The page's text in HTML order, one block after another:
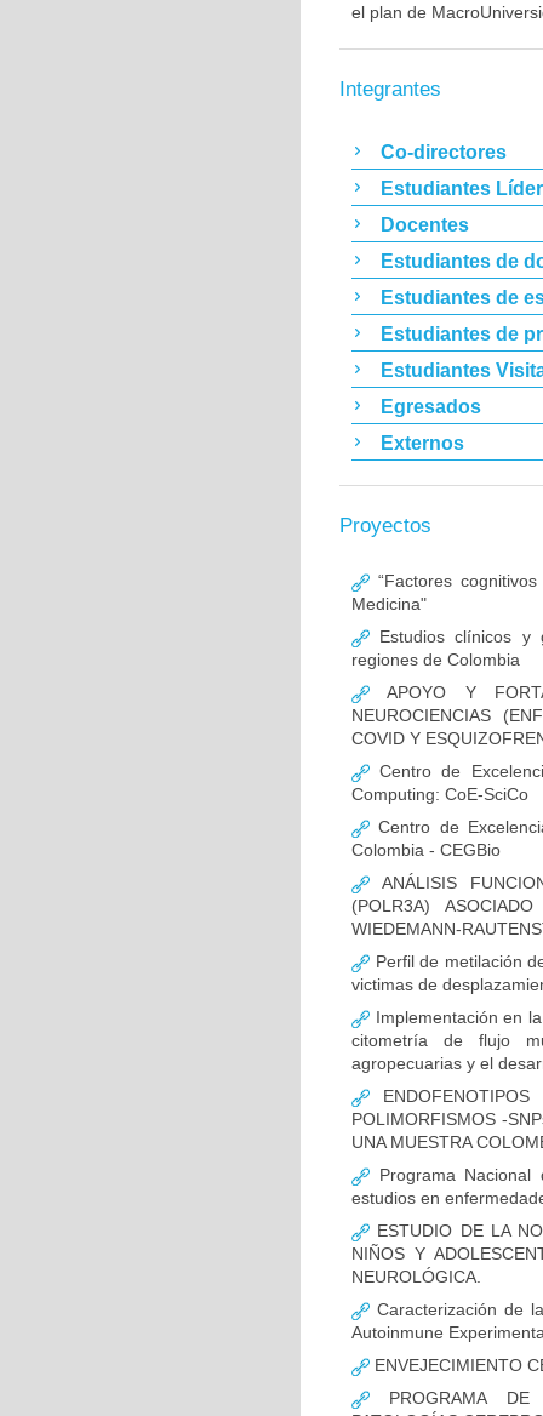
el plan de
Integrantes
Co-directores
Estudiantes
Docentes
Estudiantes de
Estudiantes de
Estudiantes de
Estudiantes
Egresados
Externos
Proyectos
“Factores
Medicina"
Estudios clínicos y
regiones de Colombia
APOYO Y
NEUROCIENCIAS
COVID Y
Centro de
Computing: CoE-SciCo
Centro de
Colombia - CEGBio
ANÁLISIS
(POLR3A)
WIEDEMANN-
Perfil de metilación
victimas de
Implementación en
citometría de flujo
agropecuarias y el
POLIMORFISMOS -
UNA MUESTRA
Programa Nacional
estudios en
ESTUDIO DE LA
NIÑOS Y
NEUROLÓGICA.
Caracterización de
Autoinmune
ENVEJECIMIENTO
PROGRAMA DE